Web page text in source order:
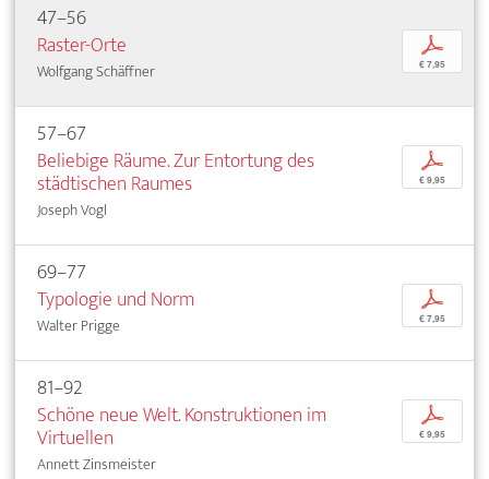
47–56
Raster-Orte
Wolfgang Schäffner
p
€ 7,95
57–67
Beliebige Räume. Zur Entortung des
städtischen Raumes
Joseph Vogl
p
€ 9,95
69–77
Typologie und Norm
Walter Prigge
p
€ 7,95
81–92
Schöne neue Welt. Konstruktionen im
Virtuellen
Annett Zinsmeister
p
€ 9,95